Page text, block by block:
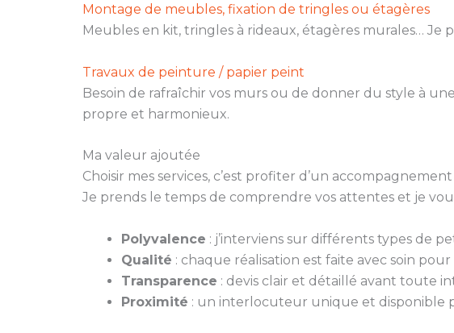
Montage de meubles, fixation de tringles ou étagères
Meubles en kit, tringles à rideaux, étagères murales…
Travaux de peinture / papier peint
Besoin de rafraîchir vos murs ou de donner du style à
propre et harmonieux.
Ma valeur ajoutée
Choisir mes services, c’est profiter d’un
Je prends le temps de comprendre vos attentes et je
Polyvalence : j’interviens sur différents types de
Qualité : chaque réalisation est faite avec soin
Transparence : devis clair et détaillé avant toute
Proximité : un interlocuteur unique et disponible